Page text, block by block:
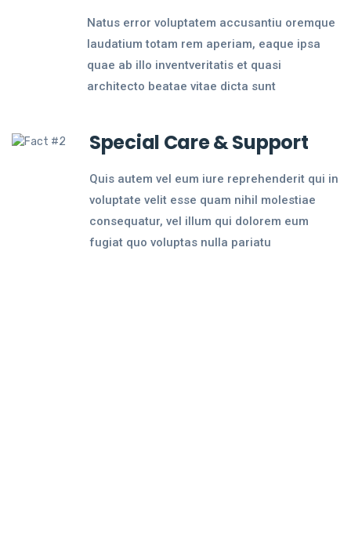
Natus error voluptatem accusantiu oremque
laudatium totam rem aperiam, eaque ipsa
quae ab illo inventveritatis et quasi
architecto beatae vitae dicta sunt
Special Care & Support
Quis autem vel eum iure reprehenderit qui in
voluptate velit esse quam nihil molestiae
consequatur, vel illum qui dolorem eum
fugiat quo voluptas nulla pariatu